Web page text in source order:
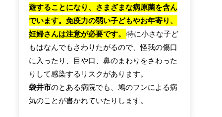
遊することになり、さまざまな病原菌を含ん
でいます。免疫力の弱い子どもやお年寄り、
妊婦さんは注意が必要です。
特に小さな子ど
もはなんでもさわりたがるので、怪我の傷口
に入ったり、目や口、鼻のまわりをさわった
りして感染するリスクがあります。
袋井市のとある病院でも、鳩のフンによる病
気のことが書かれていたりします。